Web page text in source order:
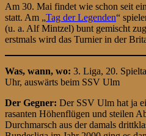
Am 30. Mai findet wie schon seit
statt. Am „Tag der Legenden“
(u. a. Alf Mintzel) bunt gemischt
erstmals wird das Turnier in der
Was, wann, wo: 3. Liga, 20.
Uhr, auswärts beim SSV Ulm
Der Gegner: Der SSV Ulm hat ja
rasanten Höhenflügen und steilen
Durchmarsch aus der damals